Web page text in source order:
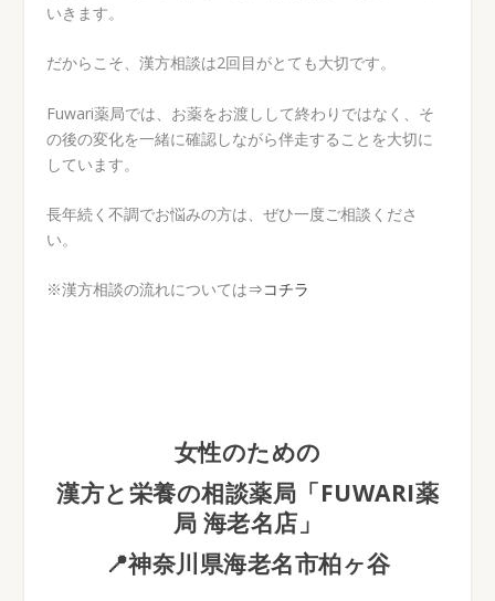
いきます。
だからこそ、漢方相談は2回目がとても大切です。
Fuwari薬局では、お薬をお渡しして終わりではなく、そ
の後の変化を一緒に確認しながら伴走することを大切に
しています。
長年続く不調でお悩みの方は、ぜひ一度ご相談くださ
い。
※漢方相談の流れについては⇒コチラ
女性のための
漢方と栄養の相談薬局「FUWARI薬
局 海老名店」
📍神奈川県海老名市柏ヶ谷